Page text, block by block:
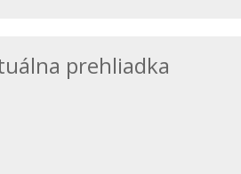
prehliadka